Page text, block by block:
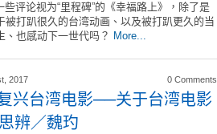
评论视为“里程碑”的《幸福路上》，除了是
打趴很久的台湾动画、以及被打趴更久的当
也感动下一世代吗？
More...
2017 0 Comments
兴台湾电影──关于台湾电影
辨／魏玓